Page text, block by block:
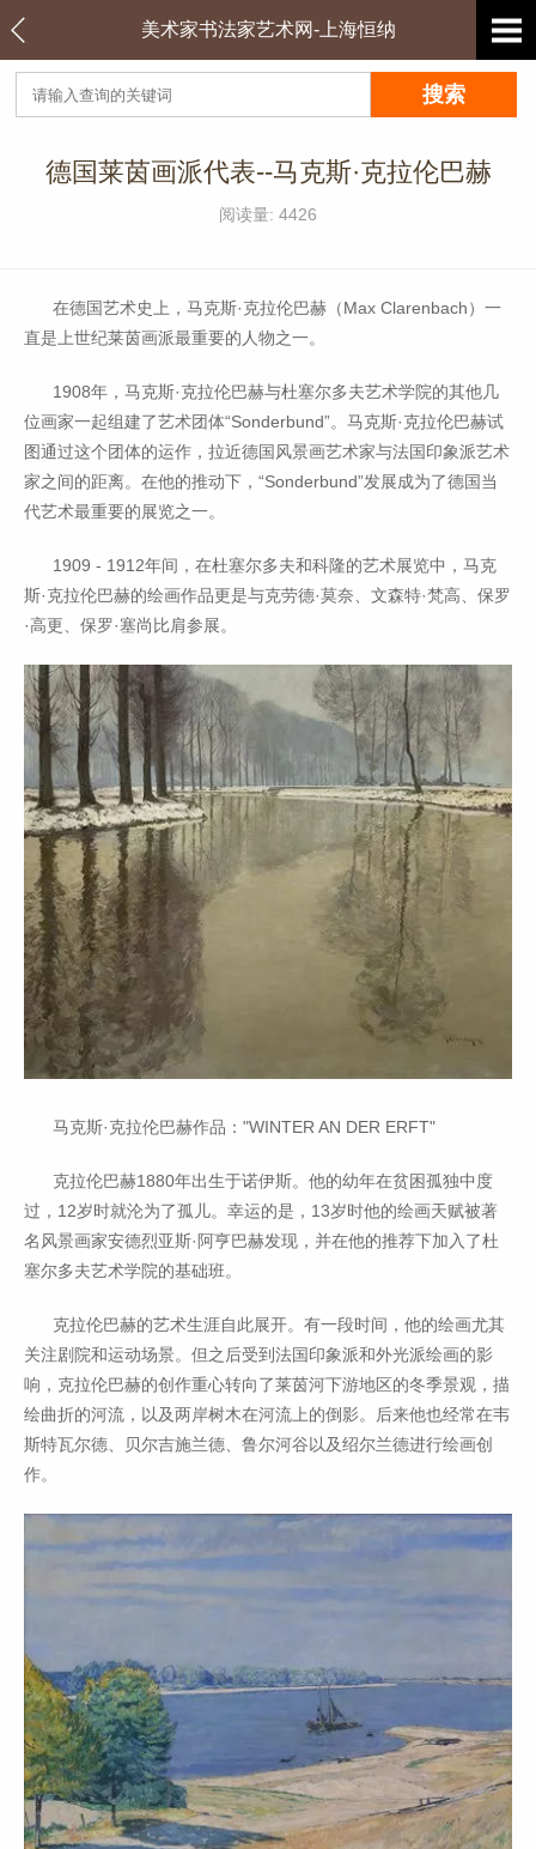
美术家书法家艺术网-上海恒纳
德国莱茵画派代表--马克斯·克拉伦巴赫
阅读量: 4426
在德国艺术史上，马克斯·克拉伦巴赫（Max Clarenbach）一
直是上世纪莱茵画派最重要的人物之一。
1908年，马克斯·克拉伦巴赫与杜塞尔多夫艺术学院的其他几
位画家一起组建了艺术团体“Sonderbund”。马克斯·克拉伦巴赫试
图通过这个团体的运作，拉近德国风景画艺术家与法国印象派艺术
家之间的距离。在他的推动下，“Sonderbund”发展成为了德国当
代艺术最重要的展览之一。
1909 - 1912年间，在杜塞尔多夫和科隆的艺术展览中，马克
斯·克拉伦巴赫的绘画作品更是与克劳德·莫奈、文森特·梵高、保罗
·高更、保罗·塞尚比肩参展。
马克斯·克拉伦巴赫作品："WINTER AN DER ERFT"
克拉伦巴赫1880年出生于诺伊斯。他的幼年在贫困孤独中度
过，12岁时就沦为了孤儿。幸运的是，13岁时他的绘画天赋被著
名风景画家安德烈亚斯·阿亨巴赫发现，并在他的推荐下加入了杜
塞尔多夫艺术学院的基础班。
克拉伦巴赫的艺术生涯自此展开。有一段时间，他的绘画尤其
关注剧院和运动场景。但之后受到法国印象派和外光派绘画的影
响，克拉伦巴赫的创作重心转向了莱茵河下游地区的冬季景观，描
绘曲折的河流，以及两岸树木在河流上的倒影。后来他也经常在韦
斯特瓦尔德、贝尔吉施兰德、鲁尔河谷以及绍尔兰德进行绘画创
作。